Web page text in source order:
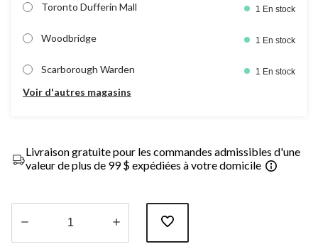
Toronto Dufferin Mall 1 En stock
Woodbridge 1 En stock
Scarborough Warden 1 En stock
Voir d'autres magasins
Livraison gratuite pour les commandes admissibles d'une
valeur de plus de 99 $ expédiées à votre domicile